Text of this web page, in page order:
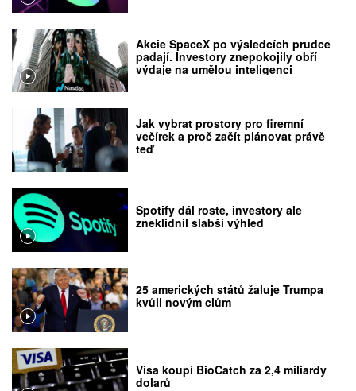
Akcie SpaceX po výsledcích prudce
padají. Investory znepokojily obří
výdaje na umělou inteligenci
Jak vybrat prostory pro firemní
večírek a proč začít plánovat právě
teď
Spotify dál roste, investory ale
zneklidnil slabší výhled
25 amerických států žaluje Trumpa
kvůli novým clům
Visa koupí BioCatch za 2,4 miliardy
dolarů